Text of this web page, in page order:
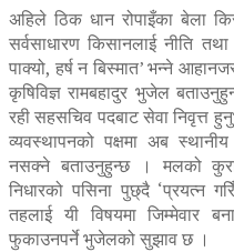
अहिले ठिक धान रोपाइँका बेला
सर्वसाधारण किसानलाई नीति
पाक्यो, हर्ष न बिस्मात’ भन्ने
कृषिविज्ञ रामबहादुर भुजेल
रही सहसचिव पदबाट सेवा निवृत्त
व्यवस्थापनको पक्षमा अब
नसक्ने बताउनुहुन्छ । मलको
निधारको पसिना पुछ्दै ‘प्रयत्न
तहलाई यी विषयमा
फुकाउनपर्ने भुजेलको सुझाव छ ।